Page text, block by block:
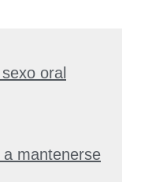
oral
mantenerse